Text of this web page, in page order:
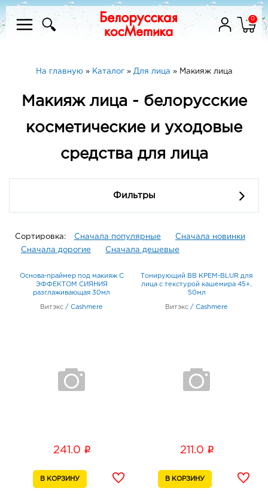
0
На главную» Каталог» Для лица » Макияж лица
Макияж лица - белорусские
косметические и уходовые
средства для лица
Фильтры
Сортировка: Сначала популярные
Сначала новинки
Сначала дорогие
Сначала дешевые
Основа-праймер под макияж С
ЭФФЕКТОМ СИЯНИЯ
разглаживающая 30мл
Витэкс / Cashmere
241.0 i
Тонирующий BB КРЕМ-BLUR для
лица с текстурой кашемира 45+,
50мл
Витэкс / Cashmere
211.0 i